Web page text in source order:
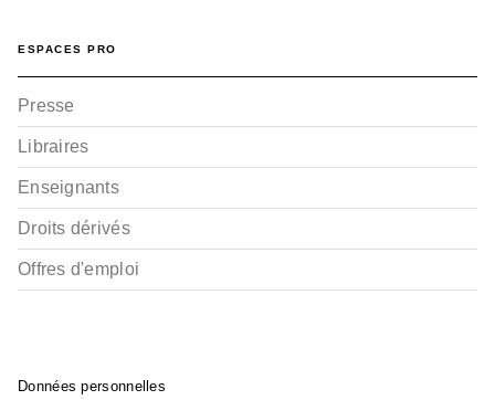
ESPACES PRO
Presse
Libraires
Enseignants
Droits dérivés
Offres d'emploi
Données personnelles